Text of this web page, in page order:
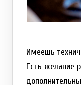
Имеешь
Есть желание